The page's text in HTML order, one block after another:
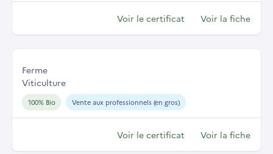
Voir le certificat Voir la fiche
Ferme
Viticulture
100% Bio Vente aux professionnels (en gros)
Voir le certificat Voir la fiche